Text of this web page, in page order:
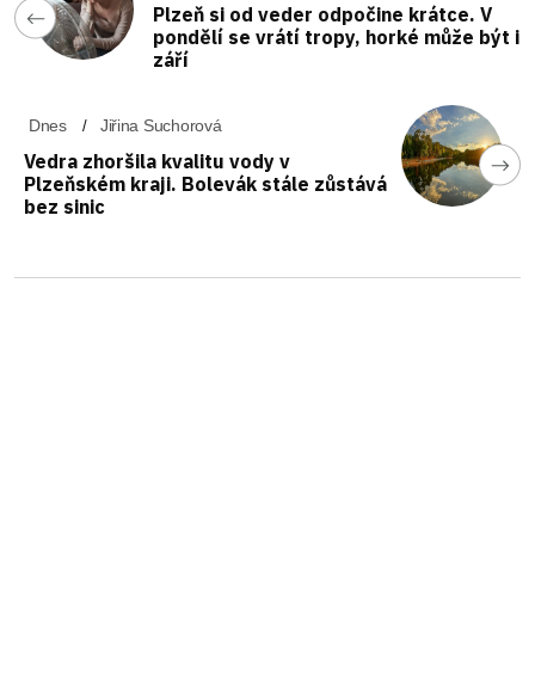
Plzeň si od veder odpočine krátce. V
pondělí se vrátí tropy, horké může být i
září
Dnes Jiřina Suchorová
Vedra zhoršila kvalitu vody v
Plzeňském kraji. Bolevák stále zůstává
bez sinic